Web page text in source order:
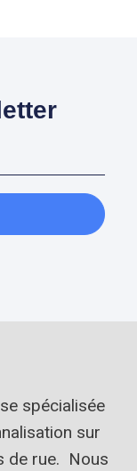
spécialisée
sur
de rue. Nous